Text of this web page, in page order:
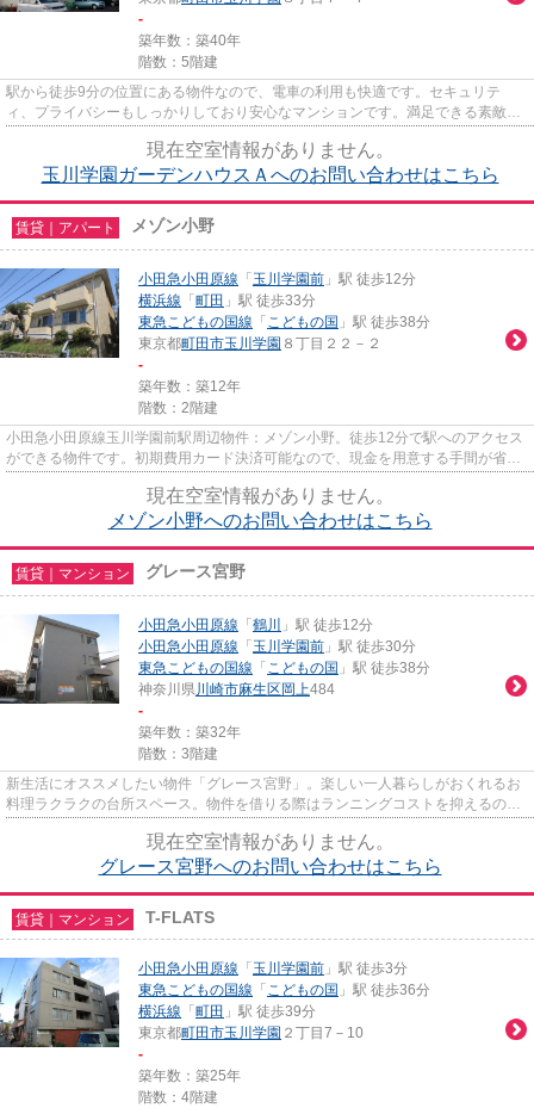
-
築年数：築40年
階数：5階建
駅から徒歩9分の位置にある物件なので、電車の利用も快適です。セキュリテ
ィ、プライバシーもしっかりしており安心なマンションです。満足できる素敵な
現在空室情報がありません。
玉川学園ガーデンハウスＡへのお問い合わせはこちら
賃貸｜アパート メゾン小野
小田急小田原線 「 玉川学園前 」駅 徒歩12分
横浜線 「 町田 」駅 徒歩33分
東急こどもの国線 「 こどもの国 」駅 徒歩38分
東京都町田市玉川学園 ８丁目２２－２
-
築年数：築12年
階数：2階建
小田急小田原線玉川学園前駅周辺物件：メゾン小野。徒歩12分で駅へのアクセス
ができる物件です。初期費用カード決済可能なので、現金を用意する手間が省け
現在空室情報がありません。
メゾン小野へのお問い合わせはこちら
賃貸｜マンション グレース宮野
小田急小田原線 「 鶴川
」駅 徒歩12分
小田急小田原線 「 玉川学園前 」駅 徒歩30分
東急こどもの国線 「 こどもの国 」駅 徒歩38分
神奈川県川崎市麻生区 岡上484
-
築年数：築32年
階数：3階建
新生活にオススメしたい物件「グレース宮野」。楽しい一人暮らしがおくれるお
料理ラクラクの台所スペース。物件を借りる際はランニングコストを抑えるのが
現在空室情報がありません。
グレース宮野へのお問い合わせはこちら
賃貸｜マンション T-FLATS
小田急小田原線 「 玉川学園前 」駅 徒歩3分
東急こどもの国線 「 こどもの国 」駅 徒歩36分
横浜線 「 町田 」駅 徒歩39分
東京都町田市玉川学園 ２丁目7－10
-
築年数：築25年
階数：4階建